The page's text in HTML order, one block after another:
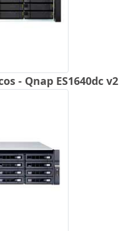
- Qnap ES1640dc v2